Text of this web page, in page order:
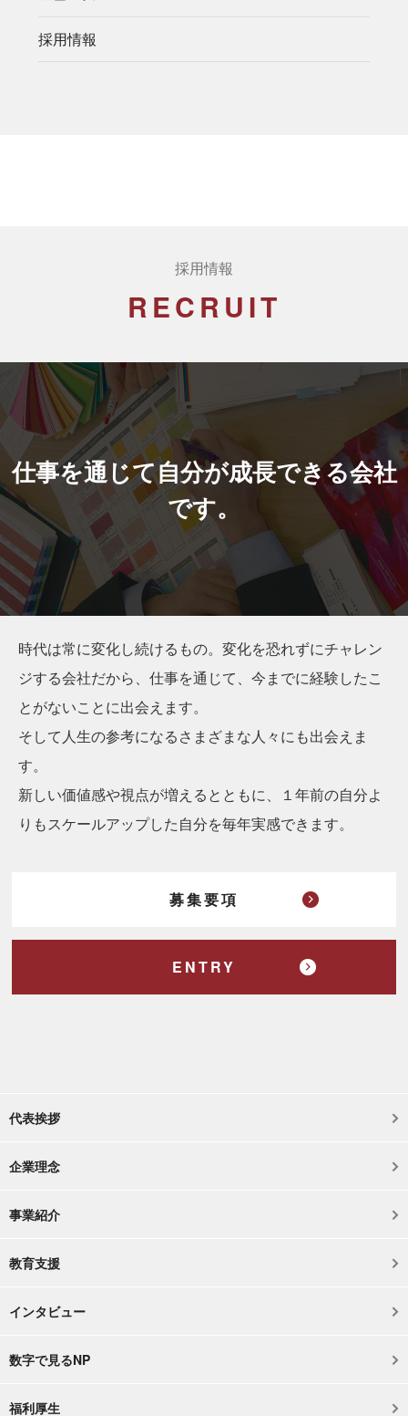
採用情報
採用情報
RECRUIT
仕事を通じて自分が成長できる会社
です。
時代は常に変化し続けるもの。変化を恐れずにチャレン
ジする会社だから、仕事を通じて、今までに経験したこ
とがないことに出会えます。
そして人生の参考になるさまざまな人々にも出会えま
す。
新しい価値感や視点が増えるとともに、１年前の自分よ
りもスケールアップした自分を毎年実感できます。
募集要項
ENTRY
代表挨拶
企業理念
事業紹介
教育支援
インタビュー
数字で見るNP
福利厚生